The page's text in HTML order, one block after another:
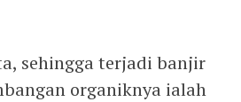
sehingga terjadi banjir
organiknya ialah